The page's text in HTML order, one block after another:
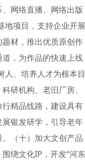
网络直播、网络出版
地项目，支持企业开展
材，推出优质原创作
，为作品的快速上线
人、培养人才为根本目
研机构、老旧厂房、
精品线路，建设具有
银发研学，引导老年
（十）加大文创产品
绕文化IP，开发“河东